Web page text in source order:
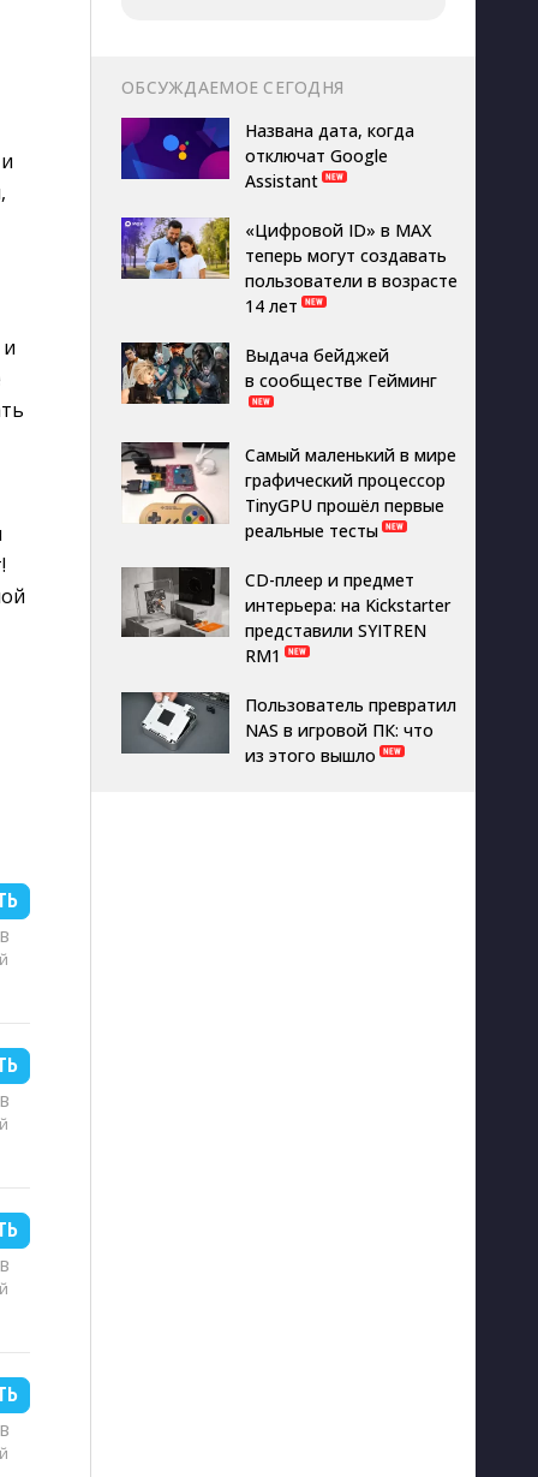
ОБСУЖДАЕМОЕ СЕГОДНЯ
Названа дата, когда
отключат Google
Assistant
«Цифровой ID» в MAX
теперь могут создавать
пользователи в возрасте
14 лет
Выдача бейджей
в сообществе Гейминг
Самый маленький в мире
графический процессор
TinyGPU прошёл первые
реальные тесты
CD-плеер и предмет
интерьера: на Kickstarter
представили SYITREN
RM1
Пользователь превратил
NAS в игровой ПК: что
из этого вышло